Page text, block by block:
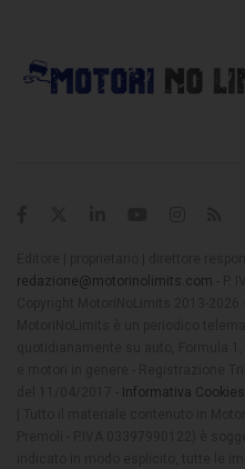
redazione@motorinolimits.com
Informativa Cookies